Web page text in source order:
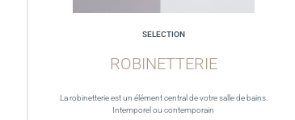
SELECTION
ROBINETTERIE
La robinetterie est un élément central de votre salle de bains.
Intemporel ou contemporain